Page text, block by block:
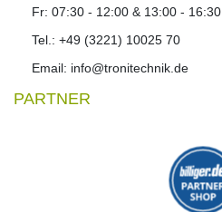
Fr: 07:30 - 12:00 & 13:00 - 16:30
Tel.: +49 (3221) 10025 70
Email: info@tronitechnik.de
PARTNER